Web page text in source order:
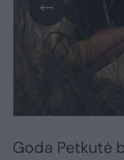
Goda Petkutė